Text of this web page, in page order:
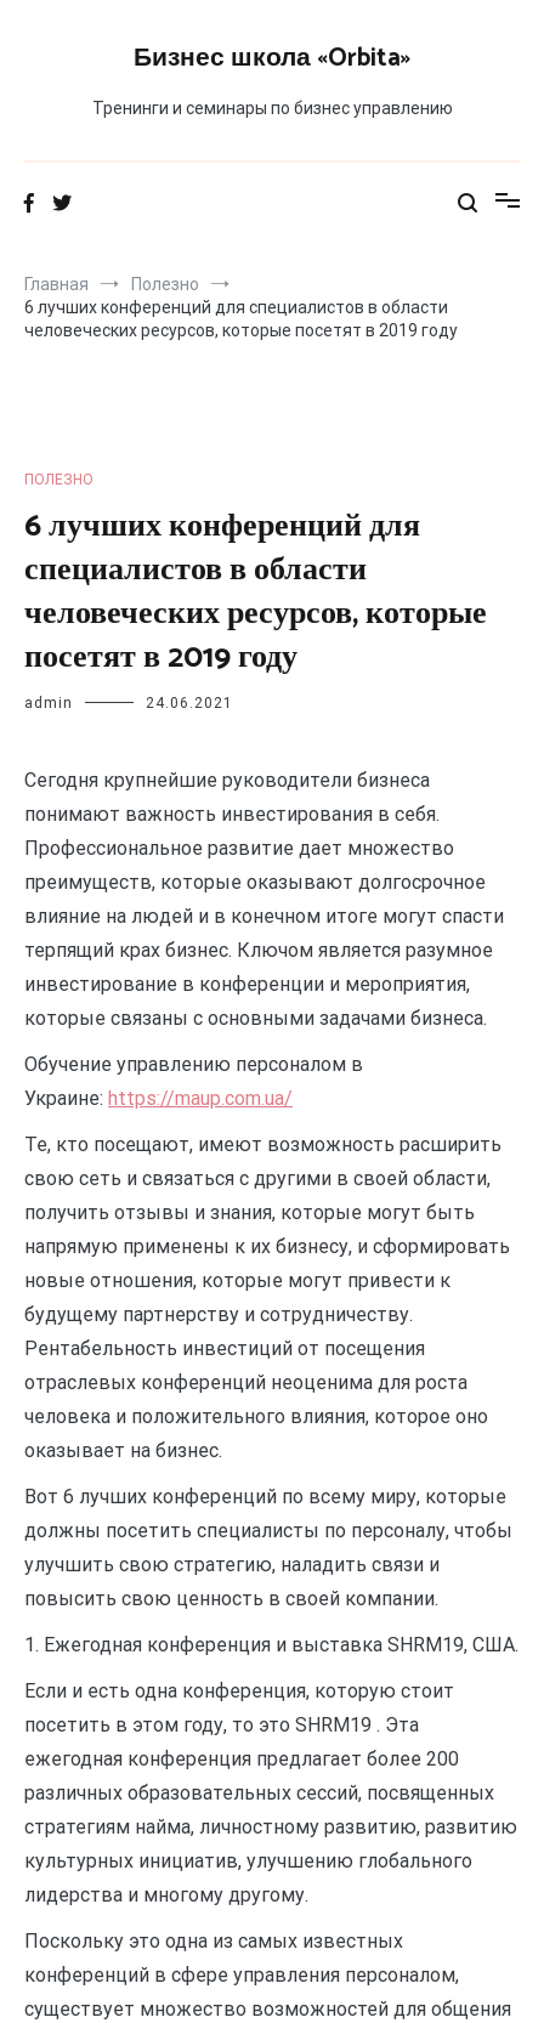
Бизнес школа «Orbita»
Тренинги и семинары по бизнес управлению
Главная
Полезно
6 лучших конференций для специалистов в области
человеческих ресурсов, которые посетят в 2019 году
ПОЛЕЗНО
6 лучших конференций для
специалистов в области
человеческих ресурсов, которые
посетят в 2019 году
admin 24.06.2021
Сегодня крупнейшие руководители бизнеса
понимают важность инвестирования в себя.
Профессиональное развитие дает множество
преимуществ, которые оказывают долгосрочное
влияние на людей и в конечном итоге могут спасти
терпящий крах бизнес. Ключом является разумное
инвестирование в конференции и мероприятия,
которые связаны с основными задачами бизнеса.
Обучение управлению персоналом в
Украине: https://maup.com.ua/
Те, кто посещают, имеют возможность расширить
свою сеть и связаться с другими в своей области,
получить отзывы и знания, которые могут быть
напрямую применены к их бизнесу, и сформировать
новые отношения, которые могут привести к
будущему партнерству и сотрудничеству.
Рентабельность инвестиций от посещения
отраслевых конференций неоценима для роста
человека и положительного влияния, которое оно
оказывает на бизнес.
Вот 6 лучших конференций по всему миру, которые
должны посетить специалисты по персоналу, чтобы
улучшить свою стратегию, наладить связи и
повысить свою ценность в своей компании.
1. Ежегодная конференция и выставка SHRM19, США.
Если и есть одна конференция, которую стоит
посетить в этом году, то это SHRM19 . Эта
ежегодная конференция предлагает более 200
различных образовательных сессий, посвященных
стратегиям найма, личностному развитию, развитию
культурных инициатив, улучшению глобального
лидерства и многому другому.
Поскольку это одна из самых известных
конференций в сфере управления персоналом,
существует множество возможностей для общения